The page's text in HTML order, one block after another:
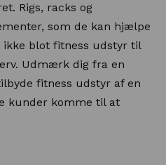
Rigs, racks og
som de kan hjælpe
ikke blot fitness udstyr til
Udmærk dig fra en
fitness udstyr af en
kunder komme til at